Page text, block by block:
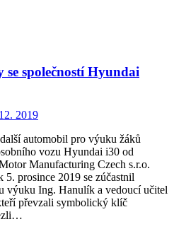
se společností Hyundai
2019
automobil pro výuku žáků
vozu Hyundai i30 od
Manufacturing Czech s.r.o.
5. prosince 2019 se zúčastnil
výuku Ing. Hanulík a vedoucí učitel
převzali symbolický klíč